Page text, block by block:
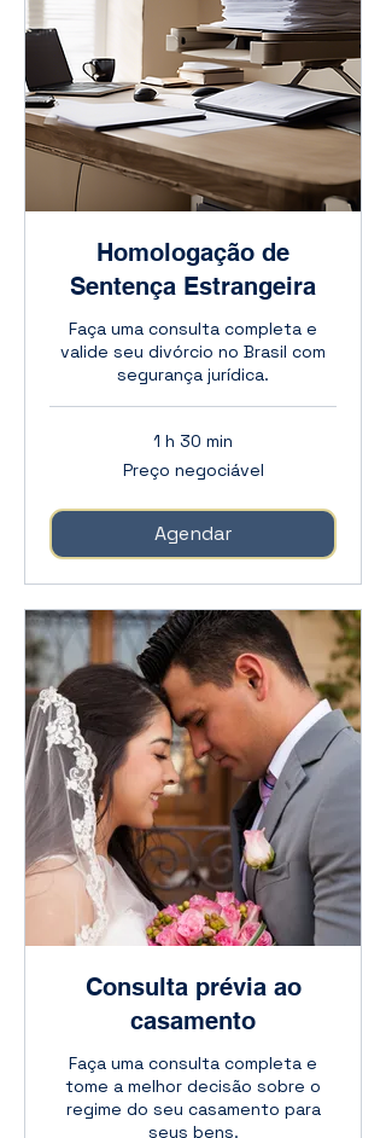
Homologação de
Sentença Estrangeira
Faça uma consulta completa e
valide seu divórcio no Brasil com
segurança jurídica.
1 h 30 min
Preço negociável
Agendar
Consulta prévia ao
casamento
Faça uma consulta completa e
tome a melhor decisão sobre o
regime do seu casamento para
seus bens.